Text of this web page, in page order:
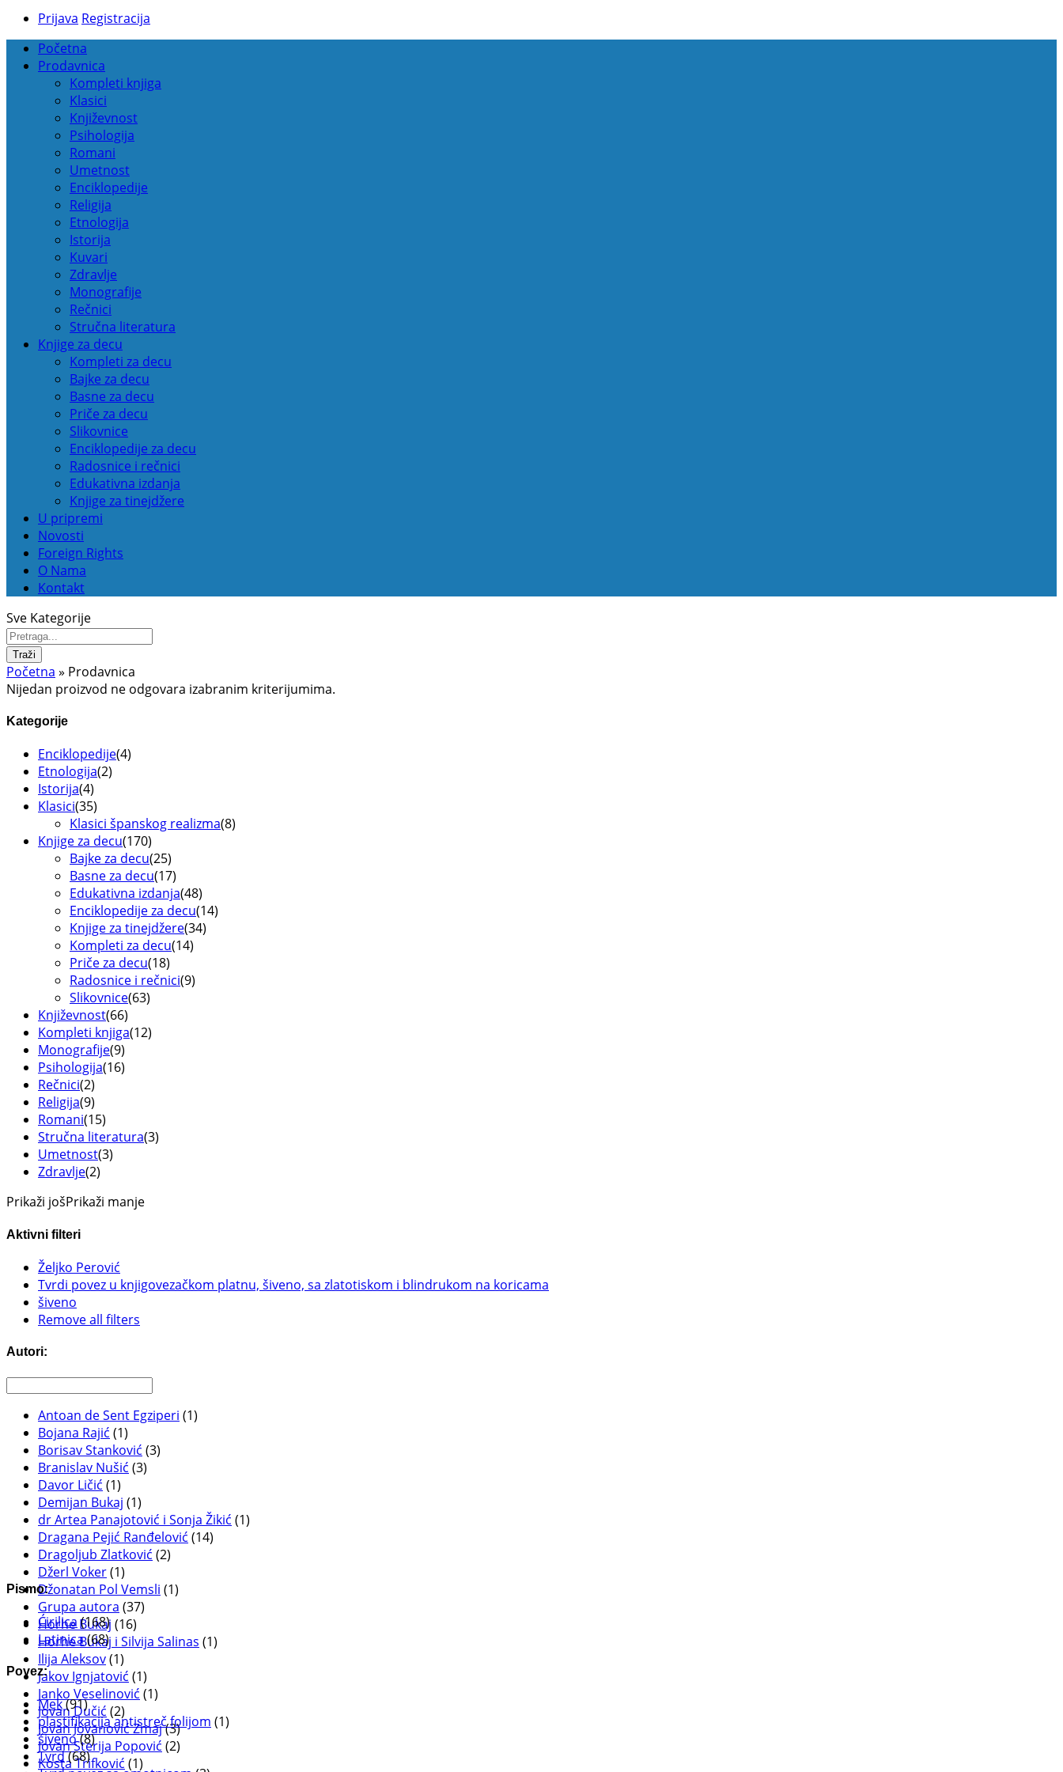
Prijava Registracija
Početna
Prodavnica
Kompleti knjiga
Klasici
Književnost
Psihologija
Romani
Umetnost
Enciklopedije
Religija
Etnologija
Istorija
Kuvari
Zdravlje
Monografije
Rečnici
Stručna literatura
Knjige za decu
Kompleti za decu
Bajke za decu
Basne za decu
Priče za decu
Slikovnice
Enciklopedije za decu
Radosnice i rečnici
Edukativna izdanja
Knjige za tinejdžere
U pripremi
Novosti
Foreign Rights
O Nama
Kontakt
Sve Kategorije
Traži
Početna » Prodavnica
Nijedan proizvod ne odgovara izabranim kriterijumima.
Kategorije
Enciklopedije(4)
Etnologija(2)
Istorija(4)
Klasici(35)
Klasici španskog realizma(8)
Knjige za decu(170)
Bajke za decu(25)
Basne za decu(17)
Edukativna izdanja(48)
Enciklopedije za decu(14)
Knjige za tinejdžere(34)
Kompleti za decu(14)
Priče za decu(18)
Radosnice i rečnici(9)
Slikovnice(63)
Književnost(66)
Kompleti knjiga(12)
Monografije(9)
Psihologija(16)
Rečnici(2)
Religija(9)
Romani(15)
Stručna literatura(3)
Umetnost(3)
Zdravlje(2)
Prikaži jošPrikaži manje
Aktivni filteri
Željko Perović
Tvrdi povez u knjigovezačkom platnu, šiveno, sa zlatotiskom i blindrukom na koricama
šiveno
Remove all filters
Autori:
Antoan de Sent Egziperi (1)
Bojana Rajić (1)
Borisav Stanković (3)
Branislav Nušić (3)
Davor Ličić (1)
Demijan Bukaj (1)
dr Artea Panajotović i Sonja Žikić (1)
Dragana Pejić Ranđelović (14)
Dragoljub Zlatković (2)
Džerl Voker(1)
Džonatan Pol Vemsli (1)
Grupa autora (37)
Horhe Bukaj (16)
Horhe Bukaj i Silvija Salinas (1)
Ilija Aleksov(1)
Jakov Ignjatović (1)
Janko Veselinović (1)
Jovan Dučić (2)
Jovan Jovanović Zmaj(3)
Jovan Sterija Popović (2)
Kosta Trifković (1)
Pismo:
Ćirilica (168)
Latinica(68)
Povez:
Mek(91)
plastifikacija antistreč folijom (1)
šiveno(8)
Tvrd(68)